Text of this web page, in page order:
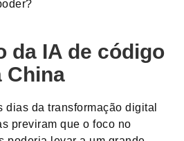
da IA de código
China
dias da transformação digital
previram que o foco no